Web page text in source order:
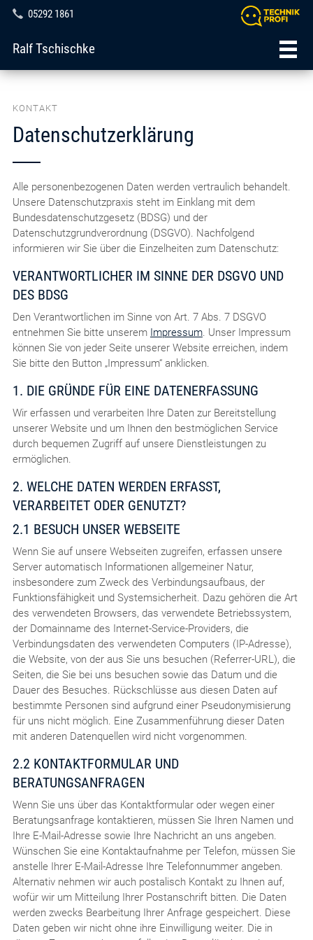
05292 1861
Ralf Tschischke
KONTAKT
Datenschutzerklärung
Alle personenbezogenen Daten werden vertraulich behandelt.
Unsere Datenschutzpraxis steht im Einklang mit dem
Bundesdatenschutzgesetz (BDSG) und der
Datenschutzgrundverordnung (DSGVO). Nachfolgend
informieren wir Sie über die Einzelheiten zum Datenschutz:
VERANTWORTLICHER IM SINNE DER DSGVO UND
DES BDSG
Den Verantwortlichen im Sinne von Art. 7 Abs. 7 DSGVO
entnehmen Sie bitte unserem Impressum. Unser Impressum
können Sie von jeder Seite unserer Website erreichen, indem
Sie bitte den Button „Impressum“ anklicken.
1. DIE GRÜNDE FÜR EINE DATENERFASSUNG
Wir erfassen und verarbeiten Ihre Daten zur Bereitstellung
unserer Website und um Ihnen den bestmöglichen Service
durch bequemen Zugriff auf unsere Dienstleistungen zu
ermöglichen.
2. WELCHE DATEN WERDEN ERFASST,
VERARBEITET ODER GENUTZT?
2.1 BESUCH UNSER WEBSEITE
Wenn Sie auf unsere Webseiten zugreifen, erfassen unsere
Server automatisch Informationen allgemeiner Natur,
insbesondere zum Zweck des Verbindungsaufbaus, der
Funktionsfähigkeit und Systemsicherheit. Dazu gehören die Art
des verwendeten Browsers, das verwendete Betriebssystem,
der Domainname des Internet-Service-Providers, die
Verbindungsdaten des verwendeten Computers (IP-Adresse),
die Website, von der aus Sie uns besuchen (Referrer-URL), die
Seiten, die Sie bei uns besuchen sowie das Datum und die
Dauer des Besuches. Rückschlüsse aus diesen Daten auf
bestimmte Personen sind aufgrund einer Pseudonymisierung
für uns nicht möglich. Eine Zusammenführung dieser Daten
mit anderen Datenquellen wird nicht vorgenommen.
2.2 KONTAKTFORMULAR UND
BERATUNGSANFRAGEN
Wenn Sie uns über das Kontaktformular oder wegen einer
Beratungsanfrage kontaktieren, müssen Sie Ihren Namen und
Ihre E-Mail-Adresse sowie Ihre Nachricht an uns angeben.
Wünschen Sie eine Kontaktaufnahme per Telefon, müssen Sie
anstelle Ihrer E-Mail-Adresse Ihre Telefonnummer angeben.
Alternativ nehmen wir auch postalisch Kontakt zu Ihnen auf,
wofür wir um Mitteilung Ihrer Postanschrift bitten. Die Daten
werden zwecks Bearbeitung Ihrer Anfrage gespeichert. Diese
Daten geben wir nicht ohne ihre Einwilligung weiter. Die in